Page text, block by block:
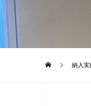
納入実